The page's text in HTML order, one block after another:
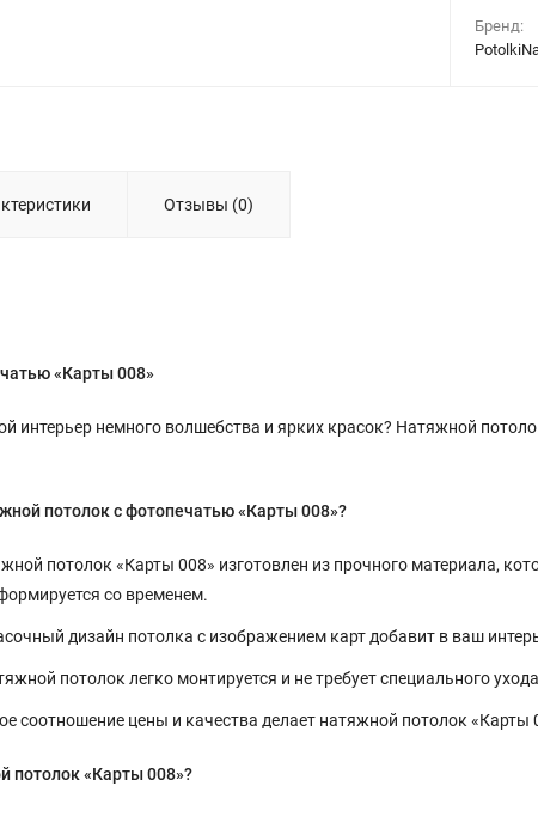
Бренд:
Отзывы (0)
«Карты 008»
интерьер немного волшебства и ярких красок? Натяжной
потолок с фотопечатью «Карты 008»?
потолок «Карты 008» изготовлен из прочного материала,
со временем.
дизайн потолка с изображением карт добавит в ваш
потолок легко монтируется и не требует специального
соотношение цены и качества делает натяжной потолок
потолок «Карты 008»?